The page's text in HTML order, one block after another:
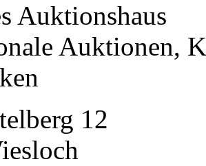
Auktionshaus
Auktionen,
12